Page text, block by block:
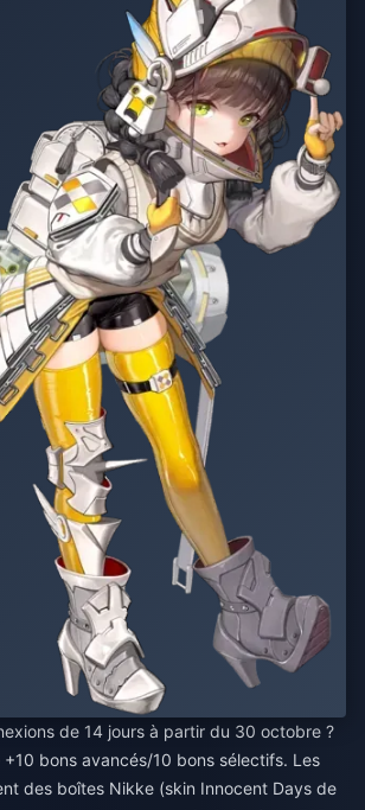
de 14 jours à partir du 30 octobre ?
+10 bons avancés/10 bons sélectifs. Les
des boîtes Nikke (skin Innocent Days de